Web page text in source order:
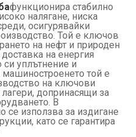
функционира стабилно
налягане, ниска
осигурявайки
Той е ключов
на нефт и природен
на енергия
си уплътнение и
машиностроенето той е
на ключови
допринасящи за
В
се използва за издигане
като се гарантира